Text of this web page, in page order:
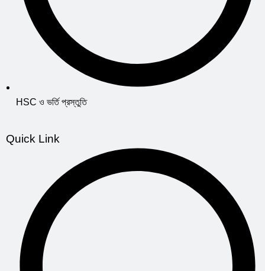
HSC ও ভর্তি প্রস্তুতি
Quick Link